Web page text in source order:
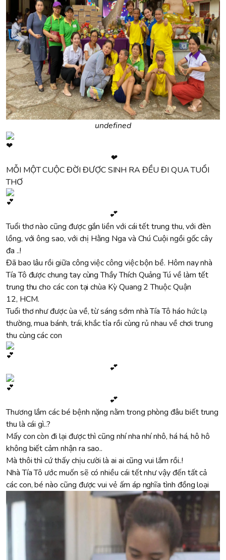
undefined
❤
MỖI MỘT CUỘC ĐỜI ĐƯỢC SINH RA ĐỀU ĐI QUA TUỔI
THƠ
💕
Tuổi thơ nào cũng được gắn liền với cái tết trung thu, với đèn
lồng, với ông sao, với chị Hằng Nga và Chú Cuội ngồi gốc cây
đa ..!
Đã bao lâu rồi giữa công việc công việc bộn bề. Hôm nay nhà
Tía Tô được chung tay cùng Thầy Thích Quảng Tú về làm tết
trung thu cho các con tại chùa Kỳ Quang 2 Thuộc Quận
12, HCM.
Tuổi thơ như được ùa về, từ sáng sớm nhà Tía Tô háo hức lạ
thường, mua bánh, trái, khắc tỉa rồi cùng rủ nhau về chơi trung
thu cùng các con
💕
💕
Thương lắm các bé bệnh nặng nằm trong phòng đâu biết trung
thu là cái gì..?
Mấy con còn đi lại được thì cũng nhí nha nhí nhô, há há, hô hô
không biết cảm nhận ra sao..
Mà thôi thì cứ thấy chịu cười là ai ai cũng vui lắm rồi..!
Nhà Tía Tô ước muốn sẽ có nhiều cái tết như vậy đến tất cả
các con, bé nào cũng được vui vẻ ấm áp nghĩa tình đồng loại